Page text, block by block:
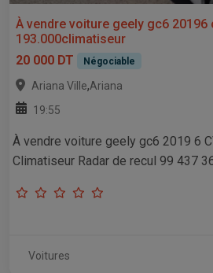
À vendre voiture geely gc6 20196
193.000climatiseur
20 000 DT
Négociable
Ariana Ville,Ariana
19:55
À vendre voiture geely gc6 2019 6
Climatiseur Radar de recul 99 437
Voitures